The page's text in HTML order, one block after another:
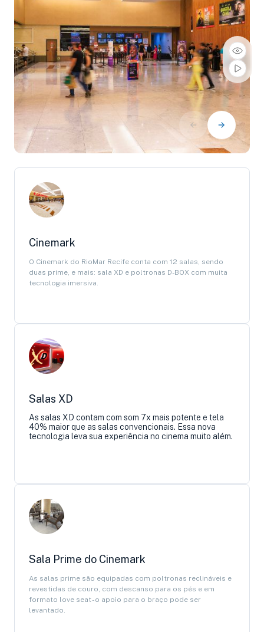
Cinemark
O Cinemark do RioMar Recife conta com 12 salas, sendo
duas prime, e mais: sala XD e poltronas D-BOX com muita
tecnologia imersiva.
Salas XD
As salas XD contam com som 7x mais potente e tela
40% maior que as salas convencionais. Essa nova
tecnologia leva sua experiência no cinema muito além.
Sala Prime do Cinemark
As salas prime são equipadas com poltronas reclináveis e
revestidas de couro, com descanso para os pés e em
formato love seat - o apoio para o braço pode ser
levantado.